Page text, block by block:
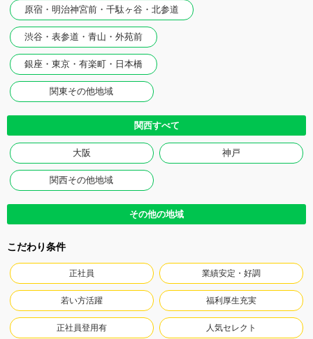
原宿・明治神宮前・千駄ヶ谷・北参道
渋谷・表参道・青山・外苑前
銀座・東京・有楽町・日本橋
関東その他地域
関西すべて
大阪 神戸
関西その他地域
その他の地域
こだわり条件
正社員 業績安定・好調
若い方活躍 福利厚生充実
正社員登用有 人気セレクト